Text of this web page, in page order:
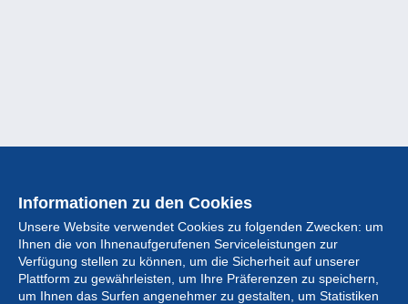
Informationen zu den Cookies
Unsere Website verwendet Cookies zu folgenden Zwecken: um
Ihnen die von Ihnenaufgerufenen Serviceleistungen zur
Verfügung stellen zu können, um die Sicherheit auf unserer
Plattform zu gewährleisten, um Ihre Präferenzen zu speichern,
um Ihnen das Surfen angenehmer zu gestalten, um Statistiken